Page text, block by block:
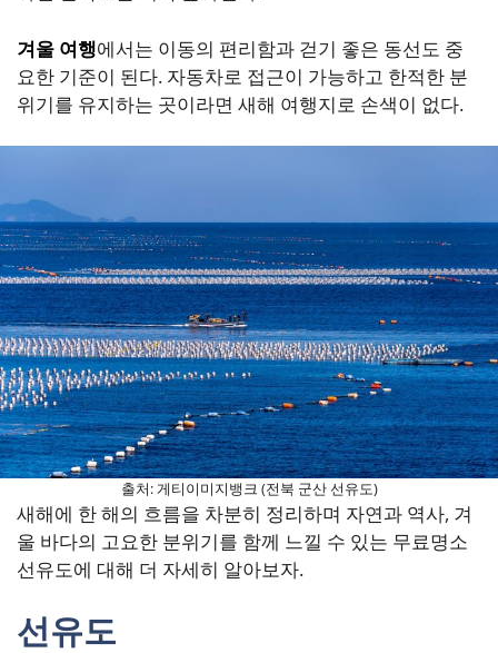
겨울 여행에서는 이동의 편리함과 걷기 좋은 동선도 중
요한 기준이 된다. 자동차로 접근이 가능하고 한적한 분
위기를 유지하는 곳이라면 새해 여행지로 손색이 없다.
출처: 게티이미지뱅크 (전북 군산 선유도)
새해에 한 해의 흐름을 차분히 정리하며 자연과 역사, 겨
울 바다의 고요한 분위기를 함께 느낄 수 있는 무료명소
선유도에 대해 더 자세히 알아보자.
선유도